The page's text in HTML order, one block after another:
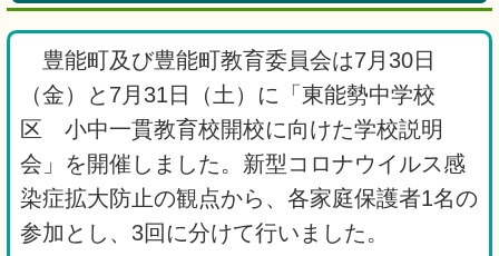
豊能町及び豊能町教育委員会は7月30日
（金）と7月31日（土）に「東能勢中学校
区 小中一貫教育校開校に向けた学校説明
会」を開催しました。新型コロナウイルス感
染症拡大防止の観点から、各家庭保護者1名の
参加とし、3回に分けて行いました。